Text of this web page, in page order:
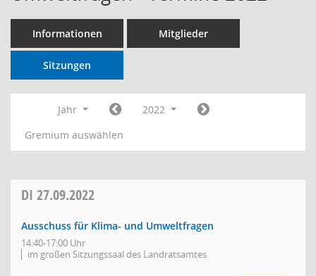
Informationen Mitglieder
Sitzungen
Jahr
2022
Gremium auswählen
DI 27.09.2022
Ausschuss für Klima- und Umweltfragen
14:40-17:00 Uhr
im großen Sitzungssaal des Landratsamtes